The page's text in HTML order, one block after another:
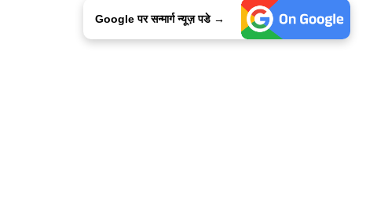
Google पर सन्मार्ग न्यूज़ पडे →